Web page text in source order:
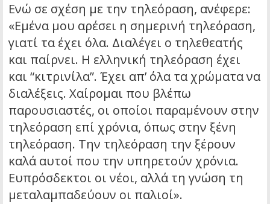
Ενώ σε σχέση με την τηλεόραση, ανέφερε:
«Εμένα μου αρέσει η σημερινή τηλεόραση,
γιατί τα έχει όλα. Διαλέγει ο τηλεθεατής
και παίρνει. Η ελληνική τηλεόραση έχει
και “κιτρινίλα”. Έχει απ’ όλα τα χρώματα να
διαλέξεις. Χαίρομαι που βλέπω
παρουσιαστές, οι οποίοι παραμένουν στην
τηλεόραση επί χρόνια, όπως στην ξένη
τηλεόραση. Την τηλεόραση την ξέρουν
καλά αυτοί που την υπηρετούν χρόνια.
Ευπρόσδεκτοι οι νέοι, αλλά τη γνώση τη
μεταλαμπαδεύουν οι παλιοί».